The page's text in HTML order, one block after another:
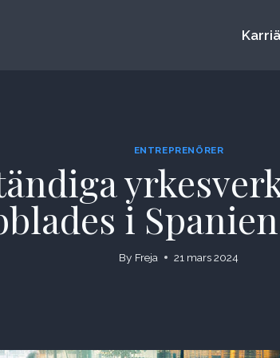
ENTREPRENÖRER
i
By Freja 21 mars 2024